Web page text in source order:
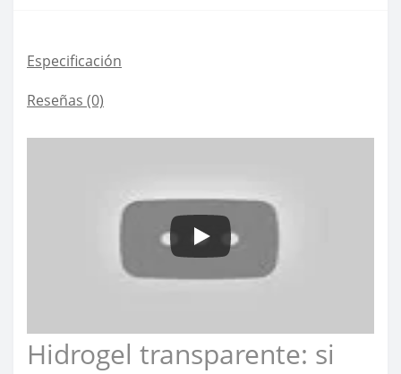
Especificación
Reseñas (0)
Hidrogel transparente: si